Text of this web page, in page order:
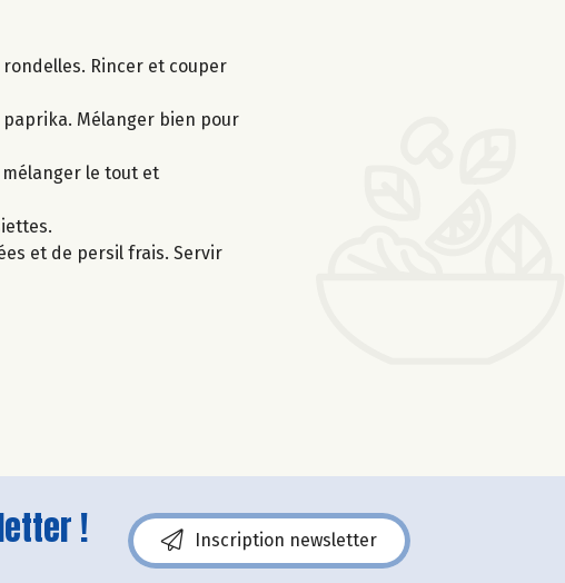
Rincer et couper
Mélanger bien pour
le tout et
et de persil frais. Servir
! Inscription newsletter